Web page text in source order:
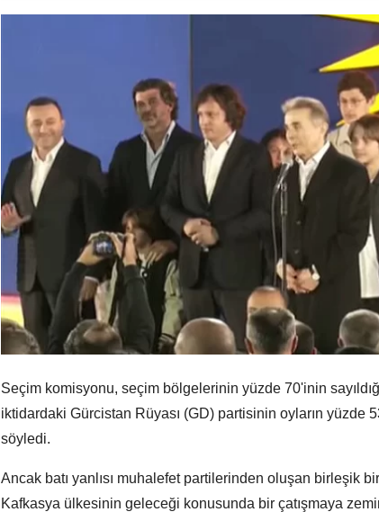
Seçim komisyonu, seçim bölgelerinin yüzde 70'inin
iktidardaki Gürcistan Rüyası (GD) partisinin oyların yüzde
söyledi.
Ancak batı yanlısı muhalefet partilerinden oluşan birleşik
Kafkasya ülkesinin geleceği konusunda bir çatışmaya